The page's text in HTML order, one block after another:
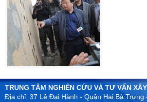
TRUNG TÂM NGHIÊN CỨU VÀ TƯ VẤN
Địa chỉ: 37 Lê Đại Hành - Quận Hai Bà Trưng